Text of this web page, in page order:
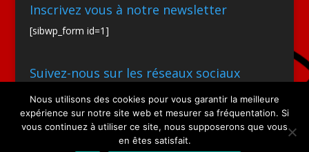
Inscrivez vous à notre newsletter
[sibwp_form id=1]
Suivez-nous sur les réseaux sociaux
Nous utilisons des cookies pour vous garantir la meilleure
expérience sur notre site web et mesurer sa fréquentation. Si
vous continuez à utiliser ce site, nous supposerons que vous
en êtes satisfait.